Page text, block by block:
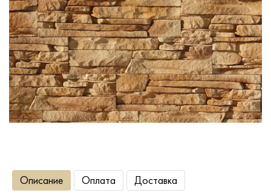
Ступени
Сухие смеси
Сопутствующие товары
Услуги
Описание Оплата Доставка